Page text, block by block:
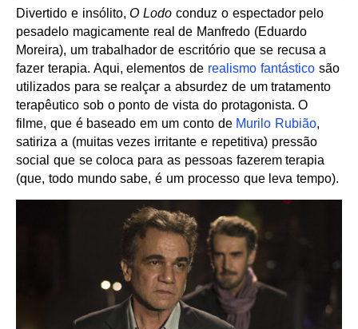
Divertido e insólito,O Lodo conduz o espectador pelo
pesadelo magicamente real de Manfredo (Eduardo
Moreira), um trabalhador de escritório que se recusa a
fazer terapia. Aqui, elementos de realismo fantásticosão
utilizados para se realçar a absurdez de um tratamento
terapêutico sob o ponto de vista do protagonista. O
filme, que é baseado em um conto de Murilo Rubião,
satiriza a (muitas vezes irritante e repetitiva) pressão
social que se coloca para as pessoas fazerem terapia
(que, todo mundo sabe, é um processo que leva tempo).